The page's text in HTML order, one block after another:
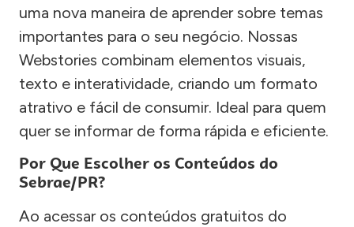
uma nova maneira de aprender sobre temas
importantes para o seu negócio. Nossas
Webstories combinam elementos visuais,
texto e interatividade, criando um formato
atrativo e fácil de consumir. Ideal para quem
quer se informar de forma rápida e eficiente.
Por Que Escolher os Conteúdos do
Sebrae/PR?
Ao acessar os conteúdos gratuitos do